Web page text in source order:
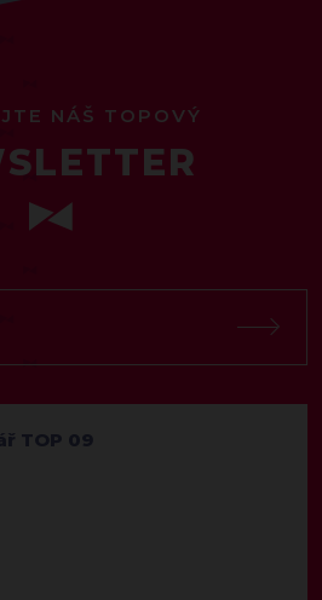
NÁŠ TOPOVÝ
TOP 09